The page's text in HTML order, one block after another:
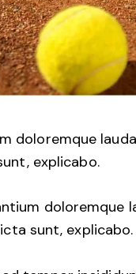
explicabo.
doloremque
sunt, explicabo.